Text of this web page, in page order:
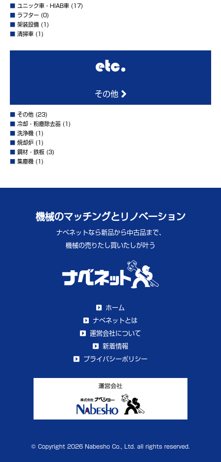
ユニック車・HIAB車 (17)
ラフター (0)
架装設備 (1)
清掃車 (1)
その他
その他 (23)
冷却・粉塵除去器 (1)
洗浄機 (1)
焼却炉 (1)
鋼材・鉄板 (3)
集塵機 (1)
機械のマッチングとリノベーション
ナベネットなら新品から中古品まで、
機械の売りたし買いたしが叶う
ホーム
ナベネットとは
運営会社について
新着情報
プライバシーポリシー
© Copyright 2026 Nabesho Co., Ltd. all rights reserved.